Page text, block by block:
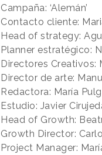
Campaña: ‘Alemán’
Contacto cliente:
Head of strategy:
Planner estratégico:
Directores Creativos:
Director de arte:
Redactora: María
Estudio: Javier
Head of Growth:
Growth Director:
Project Manager: